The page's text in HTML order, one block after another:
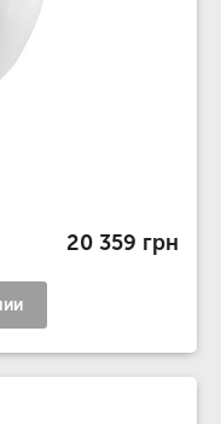
20 359 грн